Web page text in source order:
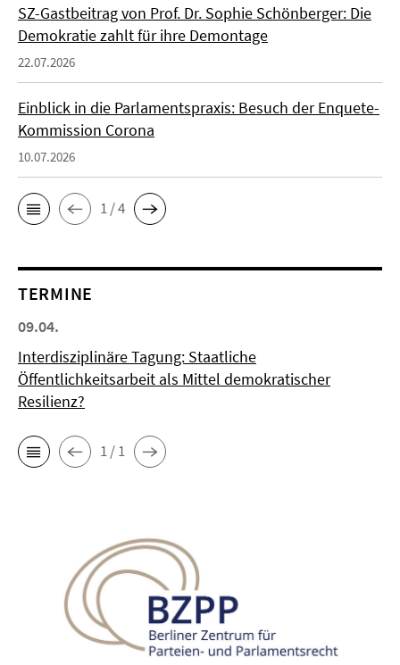
SZ-Gastbeitrag von Prof. Dr. Sophie Schönberger: Die
Demokratie zahlt für ihre Demontage
22.07.2026
Einblick in die Parlamentspraxis: Besuch der Enquete-
Kommission Corona
10.07.2026
1 / 4
TERMINE
09.04.
Interdisziplinäre Tagung: Staatliche
Öffentlichkeitsarbeit als Mittel demokratischer
Resilienz?
1 / 1